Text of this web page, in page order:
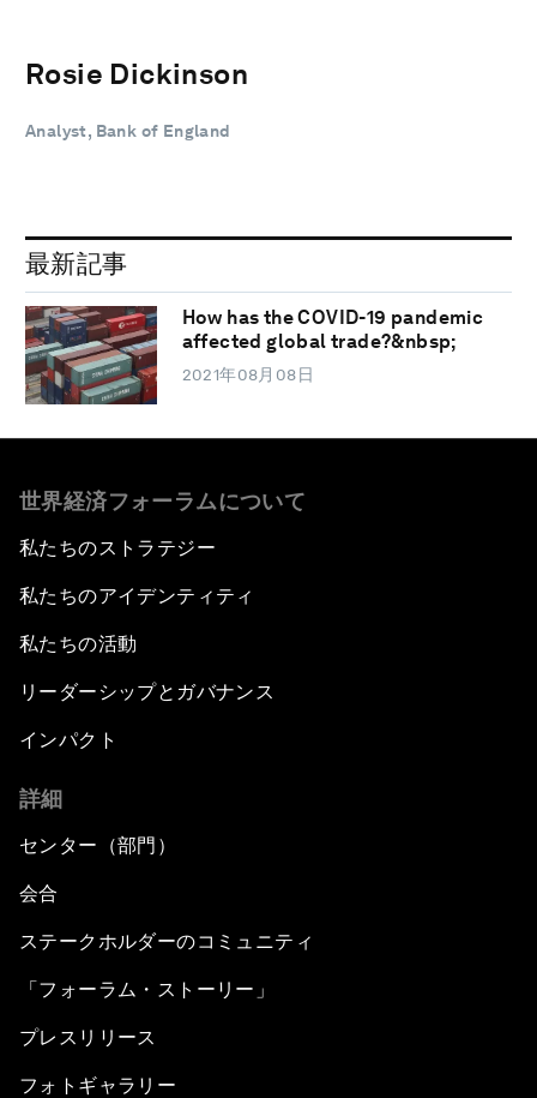
Rosie Dickinson
Analyst, Bank of England
最新記事
How has the COVID-19 pandemic
affected global trade?&nbsp;
2021年08月08日
世界経済フォーラムについて
私たちのストラテジー
私たちのアイデンティティ
私たちの活動
リーダーシップとガバナンス
インパクト
詳細
センター（部門）
会合
ステークホルダーのコミュニティ
「フォーラム・ストーリー」
プレスリリース
フォトギャラリー